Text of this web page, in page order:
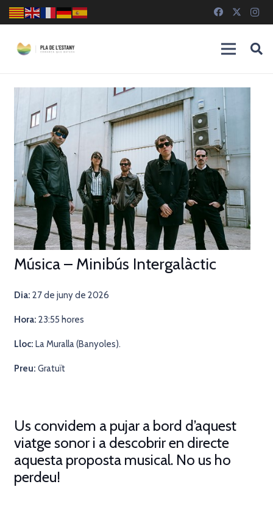
Música – Minibús Intergalàctic
Dia: 27 de juny de 2026
Hora: 23:55 hores
Lloc: La Muralla (Banyoles).
Preu: Gratuït
Us convidem a pujar a bord d’aquest
viatge sonor i a descobrir en directe
aquesta proposta musical. No us ho
perdeu!